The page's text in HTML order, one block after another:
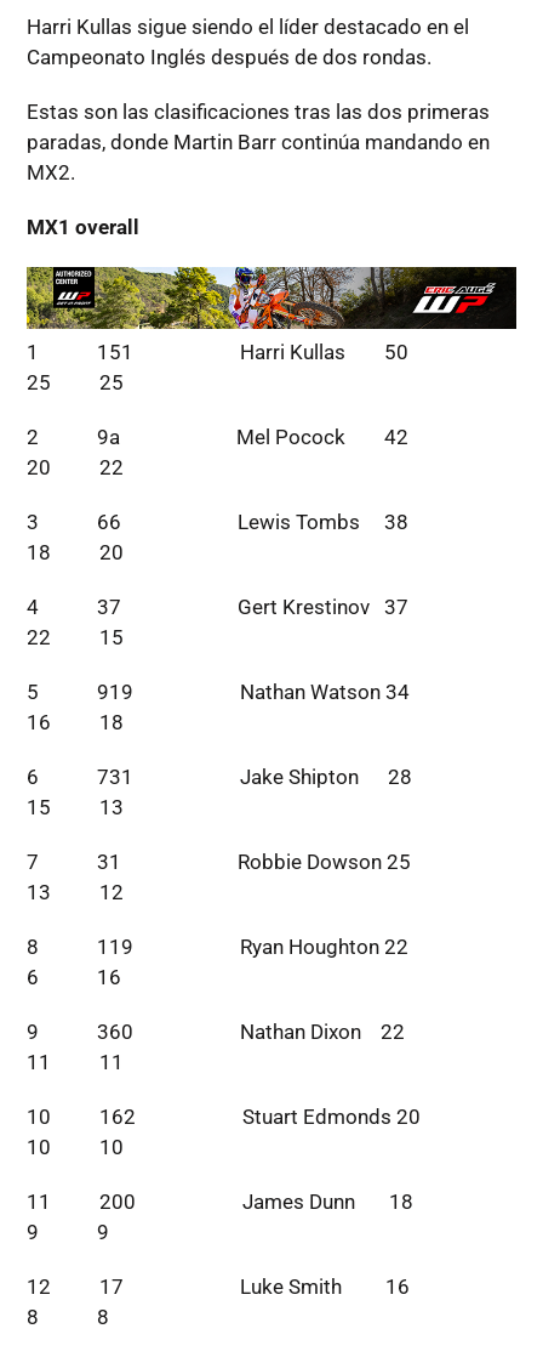
Harri Kullas sigue siendo el líder destacado en el
Campeonato Inglés después de dos rondas.
Estas son las clasificaciones tras las dos primeras
paradas, donde Martin Barr continúa mandando en
MX2.
MX1 overall
1 151 Harri Kullas 50
25 25
2 9a Mel Pocock 42
20 22
3 66 Lewis Tombs 38
18 20
4 37 Gert Krestinov 37
22 15
5 919 Nathan Watson 34
16 18
6 731 Jake Shipton 28
15 13
7 31 Robbie Dowson 25
13 12
8 119 Ryan Houghton 22
6 16
9 360 Nathan Dixon 22
11 11
10 162 Stuart Edmonds 20
10 10
11 200 James Dunn 18
9 9
12 17 Luke Smith 16
8 8